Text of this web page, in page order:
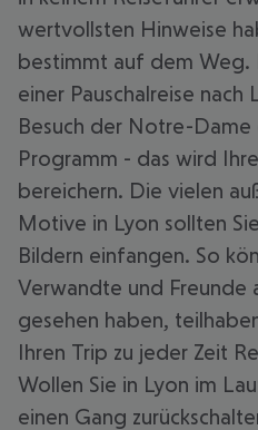
wertvollsten Hinweise
bestimmt auf dem Weg.
einer Pauschalreise
Besuch der Notre-Dame
Programm - das wird
bereichern. Die vielen
Motive in Lyon sollten
Bildern einfangen. So
Verwandte und Freunde
gesehen haben,
Ihren Trip zu jeder Zeit
Wollen Sie in Lyon im
einen Gang